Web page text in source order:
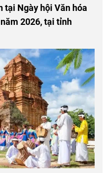
tại Ngày hội Văn hóa
2026, tại tỉnh